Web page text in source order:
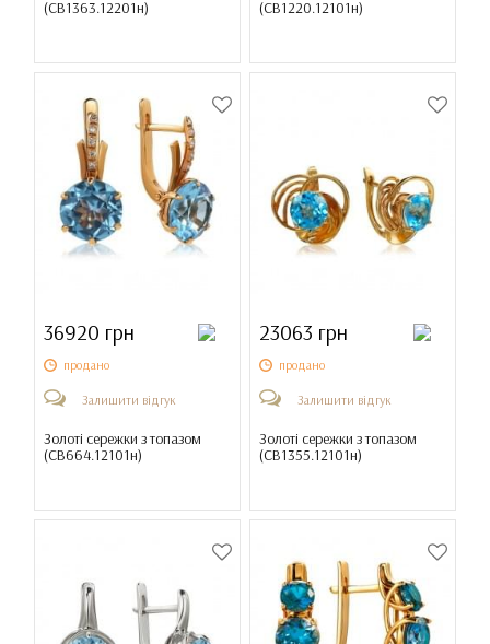
(СВ1363.12201н)
(СВ1220.12101н)
36920 грн
продано
Залишити відгук
Золоті сережки з топазом
(СВ664.12101н)
23063 грн
продано
Залишити відгук
Золоті сережки з топазом
(СВ1355.12101н)